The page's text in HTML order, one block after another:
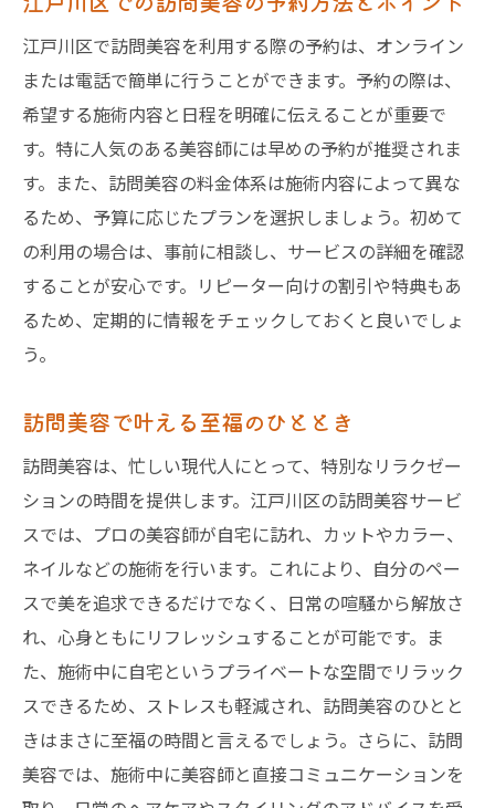
江戸川区で訪問美容を利用する際の予約は、オンライン
または電話で簡単に行うことができます。予約の際は、
希望する施術内容と日程を明確に伝えることが重要で
す。特に人気のある美容師には早めの予約が推奨されま
す。また、訪問美容の料金体系は施術内容によって異な
るため、予算に応じたプランを選択しましょう。初めて
の利用の場合は、事前に相談し、サービスの詳細を確認
することが安心です。リピーター向けの割引や特典もあ
るため、定期的に情報をチェックしておくと良いでしょ
う。
訪問美容で叶える至福のひととき
訪問美容は、忙しい現代人にとって、特別なリラクゼー
ションの時間を提供します。江戸川区の訪問美容サービ
スでは、プロの美容師が自宅に訪れ、カットやカラー、
ネイルなどの施術を行います。これにより、自分のペー
スで美を追求できるだけでなく、日常の喧騒から解放さ
れ、心身ともにリフレッシュすることが可能です。ま
た、施術中に自宅というプライベートな空間でリラック
スできるため、ストレスも軽減され、訪問美容のひとと
きはまさに至福の時間と言えるでしょう。さらに、訪問
美容では、施術中に美容師と直接コミュニケーションを